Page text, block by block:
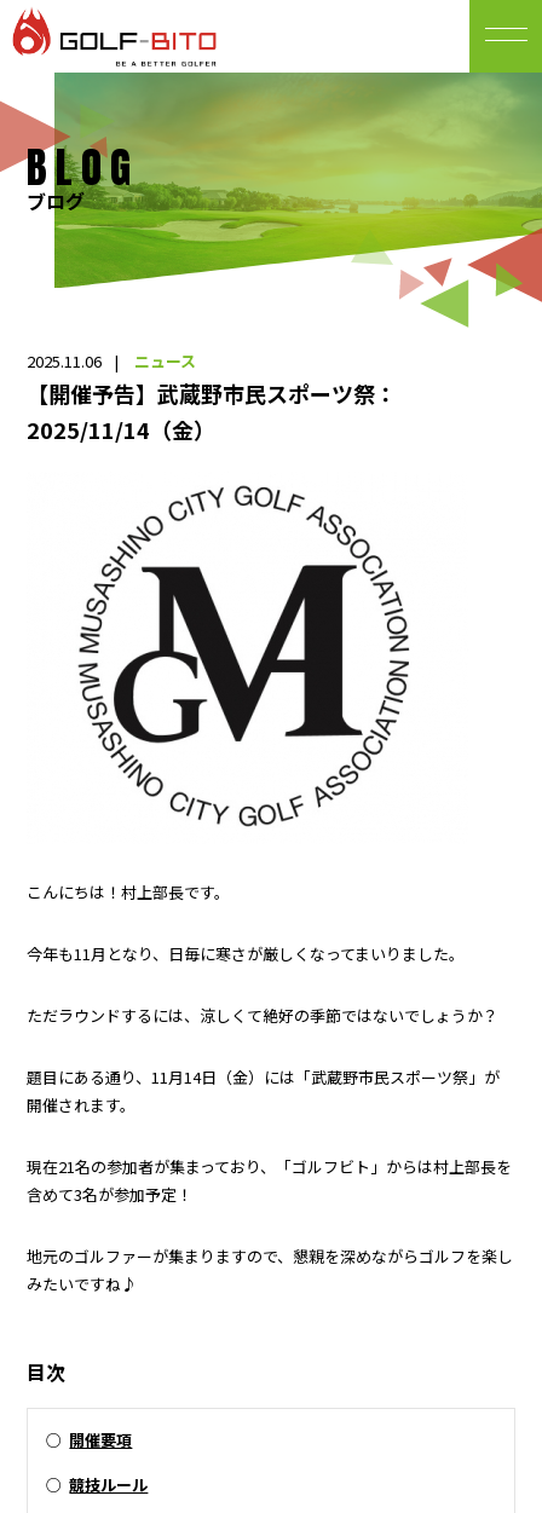
BLOG
ブログ
2025.11.06 ニュース
【開催予告】武蔵野市民スポーツ祭：
2025/11/14（金）
こんにちは！村上部長です。
今年も11月となり、日毎に寒さが厳しくなってまいりました。
ただラウンドするには、涼しくて絶好の季節ではないでしょうか？
題目にある通り、11月14日（金）には「武蔵野市民スポーツ祭」が
開催されます。
現在21名の参加者が集まっており、「ゴルフビト」からは村上部長を
含めて3名が参加予定！
地元のゴルファーが集まりますので、懇親を深めながらゴルフを楽し
みたいですね♪
目次
○ 開催要項
○競技ルール